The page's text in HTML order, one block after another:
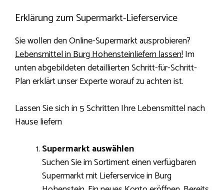
Erklärung zum Supermarkt-Lieferservice
Sie wollen den Online-Supermarkt ausprobieren?
Lebensmittel in Burg Hohensteinliefern lassen!Im
unten abgebildeten detaillierten Schritt-für-Schritt-
Plan erklärt unser Experte worauf zu achten ist.
Lassen Sie sich in 5 Schritten Ihre Lebensmittel nach
Hause liefern
Supermarkt auswählen
Suchen Sie im Sortiment einen verfügbaren
Supermarkt mit Lieferservice in Burg